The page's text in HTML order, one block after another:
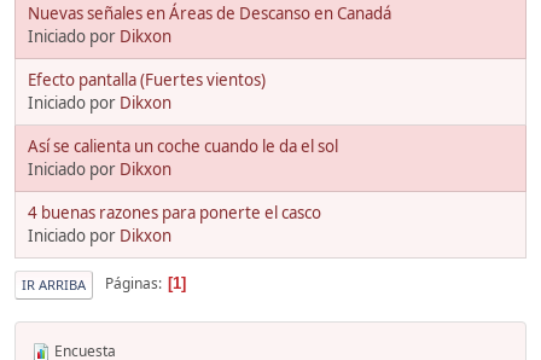
Nuevas señales en Áreas de Descanso en Canadá
Iniciado por Dikxon
Efecto pantalla (Fuertes vientos)
Iniciado por Dikxon
Así se calienta un coche cuando le da el sol
Iniciado por Dikxon
4 buenas razones para ponerte el casco
Iniciado por Dikxon
IR ARRIBA Páginas 1
Encuesta